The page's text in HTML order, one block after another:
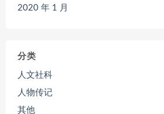
2020 年 1 月
分类
人文社科
人物传记
其他